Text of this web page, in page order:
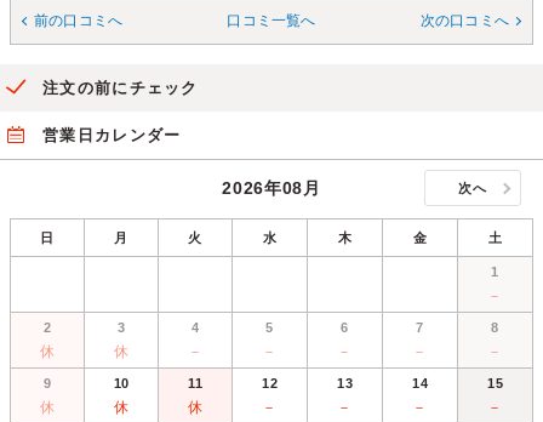
前の口コミへ 口コミ一覧へ 次の口コミへ
注文の前にチェック
営業日カレンダー
2026年08月 次へ
日 月 火 水 木 金 土
1
－
2
休
3
休
4
－
5
－
6
－
7
－
8
－
9
休
10
休
11
休
12
－
13
－
14
－
15
－